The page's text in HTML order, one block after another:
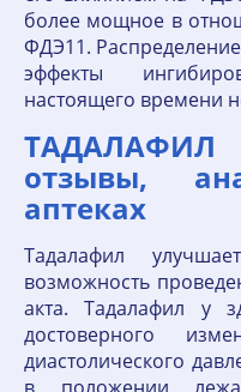
более мощное в
ФДЭ11.
эффекты
настоящего времени
отзывы,
аптеках
Тадалафил
возможность
акта. Тадалафил у
достоверного
диастолического